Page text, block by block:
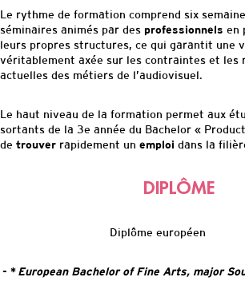
Le rythme de formation comprend six
séminaires animés par des professionnels en
leurs propres structures, ce qui garantit une
véritablement axée sur les contraintes et les
actuelles des métiers de l’audiovisuel.
Le haut niveau de la formation permet aux
sortants de la 3e année du Bachelor «
de trouver rapidement un emploi dans la
DIPLÔME
Diplôme européen
- *European Bachelor of Fine Arts, major